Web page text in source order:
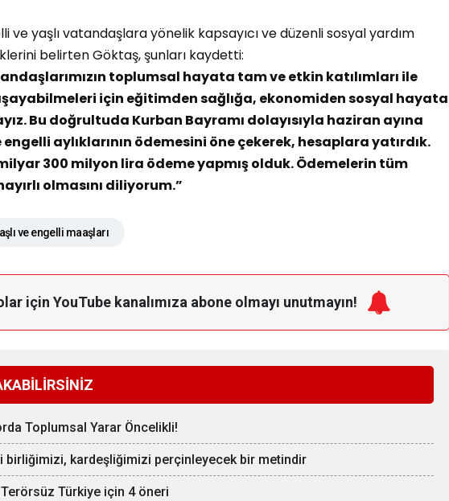
ve yaşlı vatandaşlara yönelik kapsayıcı ve düzenli sosyal yardım
belirten Göktaş, şunları kaydetti:
toplumsal hayata tam ve etkin katılımları ile
için eğitimden sağlığa, ekonomiden sosyal hayata
Bu doğrultuda Kurban Bayramı dolayısıyla haziran ayına
engelli aylıklarının ödemesini öne çekerek, hesaplara yatırdık.
300 milyon lira ödeme yapmış olduk. Ödemelerin tüm
olmasını diliyorum.”
ve engelli maaşları
için YouTube kanalımıza abone olmayı unutmayın!
Toplumsal Yarar Öncelikli!
birliğimizi, kardeşliğimizi perçinleyecek bir metindir
Terörsüz Türkiye için 4 öneri